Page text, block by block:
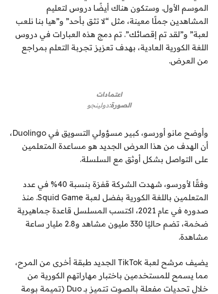
الموسم الأول. وستكون هناك أيضًا دروس لتعليم
المشاهدين جملًا معينة، مثل “لا تثق بأحد” و”هيا بنا نلعب
لعبة” و”لقد تم إقصائك”. تم دمج هذه العبارات في دروس
اللغة الكورية العادية، بهدف تعزيز تجربة التعلم بمراجع
من العرض.
اعتمادات
الصورة:دولينجو
وأوضح مانو أورسو، كبير مسؤولي التسويق في Duolingo،
أن الهدف من هذا العرض الجديد هو مساعدة المتعلمين
على التواصل بشكل أوثق مع السلسلة.
وفقًا لأورسو، شهدت الشركة قفزة بنسبة 40% في عدد
المتعلمين باللغة الكورية بفضل لعبة Squid Game. منذ
صدوره في عام 2021، اكتسب المسلسل قاعدة جماهيرية
ضخمة، تضم حاليًا 330 مليون مشاهد و2.8 مليار ساعة
مشاهدة.
يضيف مرشح لعبة TikTok الجديد طبقة أخرى من المرح،
مما يسمح للمستخدمين باختبار مهاراتهم الكورية من
خلال تحديات مفعلة بالصوت تتميز بـ Duo (تميمة بومة